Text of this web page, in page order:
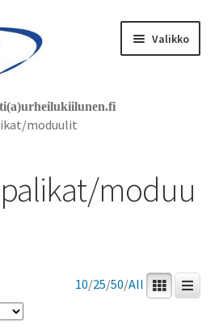
Valikko
valikko
moduulit
moduu
10/25/50/All